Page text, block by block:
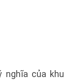
nghĩa của khu